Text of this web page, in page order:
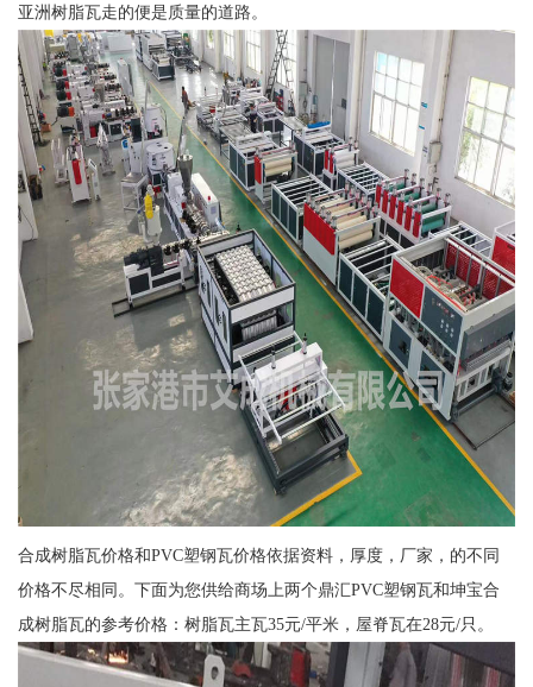
亚洲树脂瓦走的便是质量的道路。
合成树脂瓦价格和PVC塑钢瓦价格依据资料，厚度，厂家，的不同
价格不尽相同。下面为您供给商场上两个鼎汇PVC塑钢瓦和坤宝合
成树脂瓦的参考价格：树脂瓦主瓦35元/平米，屋脊瓦在28元/只。